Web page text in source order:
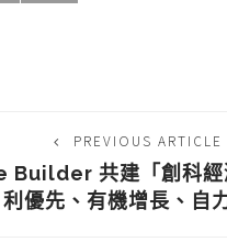
PREVIOUS ARTICLE
Builder 共建「創科經
利優先、有機增長、自